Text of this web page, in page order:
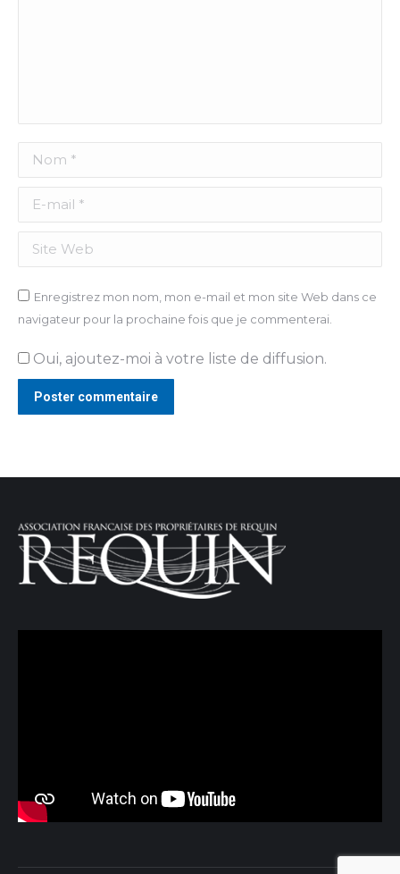
Nom *
E-mail *
Site Web
Enregistrez mon nom, mon e-mail et mon site Web dans ce
navigateur pour la prochaine fois que je commenterai.
Oui, ajoutez-moi à votre liste de diffusion.
Poster commentaire